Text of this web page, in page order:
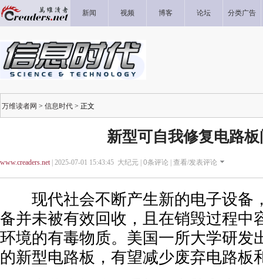
新闻 视频 博客 论坛 分类广告
万维读者网 > 信息时代 > 正文
新型可自我修复电路板
www.creaders.net| 2025-07-01 15:43:45 大纪元 | 0条评论 | 查看/发表评论
现代社会不断产生新的电子设备
备并未被有效回收，且在销毁过程中
环境的有毒物质。美国一所大学研发
的新型电路板，有望减少废弃电路板